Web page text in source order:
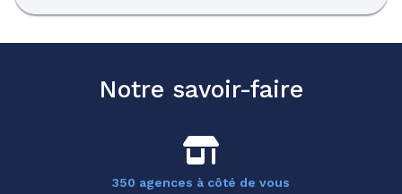
Notre savoir-faire
350 agences à côté de vous